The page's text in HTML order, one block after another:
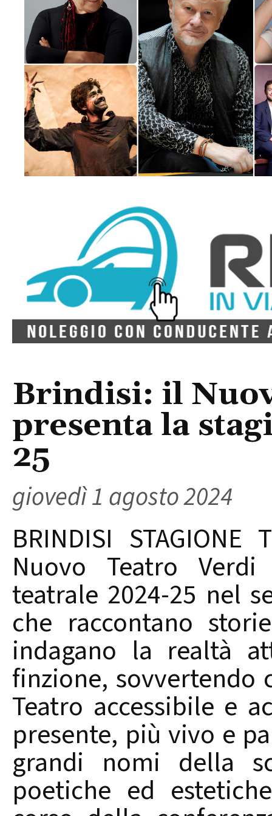
Brindisi: il
presenta la
25
giovedì 1 agosto 2024
BRINDISI
Nuovo Teatro
teatrale 2024-25 nel
che raccontano
indagano la realtà
finzione,
Teatro accessibile e
presente, più vivo e
grandi nomi della
poetiche ed